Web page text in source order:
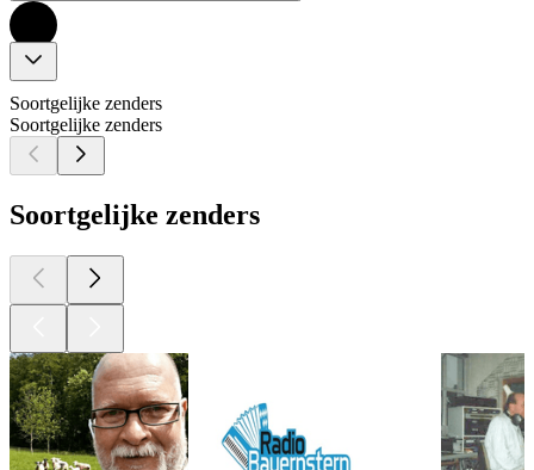
Soortgelijke zenders
Soortgelijke zenders
Soortgelijke zenders